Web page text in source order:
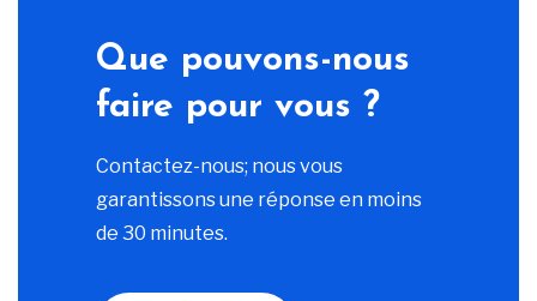
Que pouvons-nous
faire pour vous ?
Contactez-nous; nous vous
garantissons une réponse en moins
de 30 minutes.